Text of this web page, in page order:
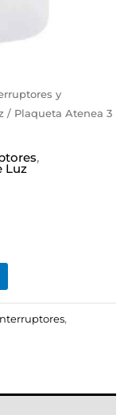
y
/ Plaqueta Atenea 3
,
Luz
,